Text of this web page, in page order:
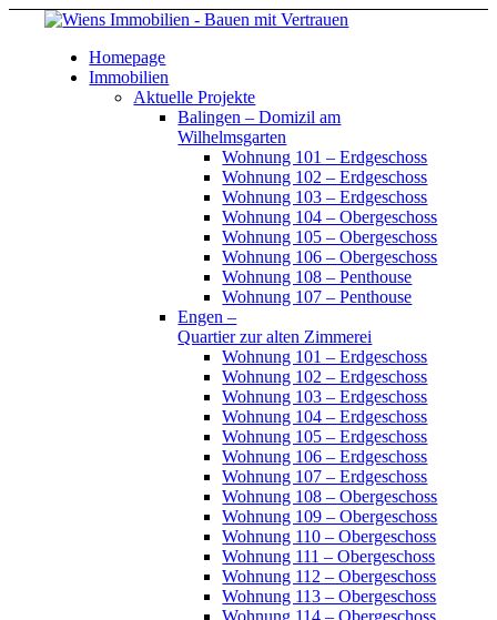
Homepage
Immobilien
Aktuelle Projekte
Balingen – Domizil am
Wilhelmsgarten
Wohnung 101 – Erdgeschoss
Wohnung 102 – Erdgeschoss
Wohnung 103 – Erdgeschoss
Wohnung 104 – Obergeschoss
Wohnung 105 – Obergeschoss
Wohnung 106 – Obergeschoss
Wohnung 108 – Penthouse
Wohnung 107 – Penthouse
Engen –
Quartier zur alten Zimmerei
Wohnung 101 – Erdgeschoss
Wohnung 102 – Erdgeschoss
Wohnung 103 – Erdgeschoss
Wohnung 104 – Erdgeschoss
Wohnung 105 – Erdgeschoss
Wohnung 106 – Erdgeschoss
Wohnung 107 – Erdgeschoss
Wohnung 108 – Obergeschoss
Wohnung 109 – Obergeschoss
Wohnung 110 – Obergeschoss
Wohnung 111 – Obergeschoss
Wohnung 112 – Obergeschoss
Wohnung 113 – Obergeschoss
Wohnung 114 – Obergeschoss